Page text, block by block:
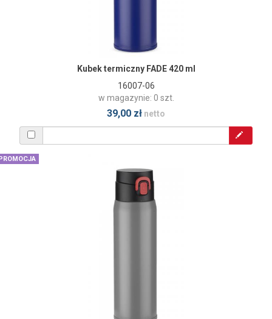
Kubek termiczny FADE 420 ml
16007-06
w magazynie: 0 szt.
39,00 zł netto